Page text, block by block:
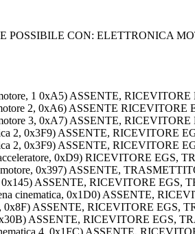
POSSIBILE CON: ELETTRONICA
1 0xA5) ASSENTE,
2, 0xA6) ASSENTE
3, 0xA7) ASSENTE,
2, 0x3F9) ASSENTE, RICEVITORE
2, 0x3F9) ASSENTE, RICEVITORE
0xD9) RICEVITORE EGS,
0x397) ASSENTE,
ASSENTE, RICEVITORE EGS,
cinematica, 0x1D0) ASSENTE,
0x8F) ASSENTE, RICEVITORE EGS,
ASSENTE, RICEVITORE EGS,
4, 0x1FC) ASSENTE,